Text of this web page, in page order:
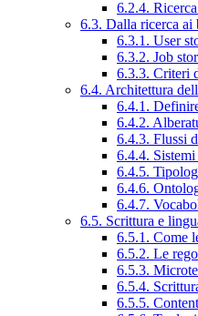
6.2.4.
6.3. Dalla ricerca ai
6.3.1. User
6.3.2. Job
6.3.3. Criteri
6.4. Architettura
6.4.1.
6.4.2.
6.4.3. Flussi
6.4.4.
6.4.5.
6.4.6.
6.4.7.
6.5. Scrittura e
6.5.1. Come
6.5.2. Le
6.5.3.
6.5.4.
6.5.5.